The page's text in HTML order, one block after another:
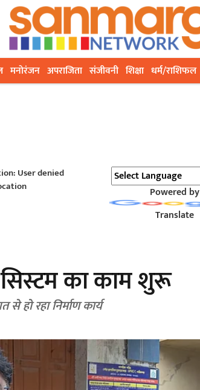
मनोरंजन अपराजिता संजीवनी शिक्षा धर्म/राशिफल
User denied
Powered by
Translate
का काम शुरू
हो रहा निर्माण कार्य